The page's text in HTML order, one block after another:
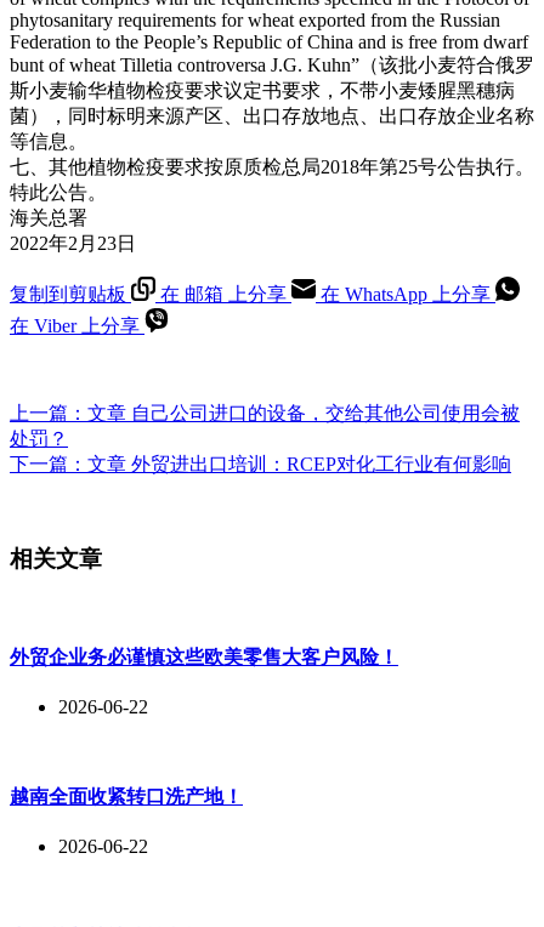
phytosanitary requirements for wheat exported from the Russian
Federation to the People’s Republic of China and is free from dwarf
bunt of wheat Tilletia controversa J.G. Kuhn”（该批小麦符合俄罗
斯小麦输华植物检疫要求议定书要求，不带小麦矮腥黑穗病
菌），同时标明来源产区、出口存放地点、出口存放企业名称
等信息。
七、其他植物检疫要求按原质检总局2018年第25号公告执行。
特此公告。
海关总署
2022年2月23日
复制到剪贴板 在 邮箱 上分享
在 WhatsApp 上分享
在 Viber 上分享
上一篇： 文章 自己公司进口的设备，交给其他公司使用会被
处罚？
下一篇： 文章 外贸进出口培训：RCEP对化工行业有何影响
相关文章
外贸企业务必谨慎这些欧美零售大客户风险！
2026-06-22
越南全面收紧转口洗产地！
2026-06-22